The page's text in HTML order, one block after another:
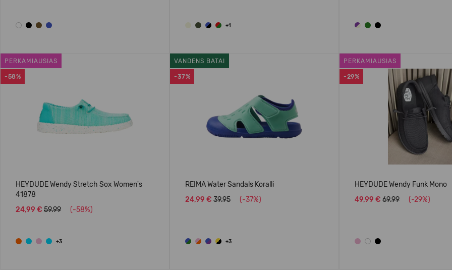
+1
-58%
PERKAMIAUSIAS
HEYDUDE Wendy Stretch Sox Women's
41878
24,99 € 59.99 (-58%)
+3
-37%
VANDENS BATAI
REIMA Water Sandals Koralli
24,99 € 39.95 (-37%)
+3
-29%
PERKAMIAUSIAS
HEYDUDE Wendy Funk Mono
49,99 € 69.99 (-29%)